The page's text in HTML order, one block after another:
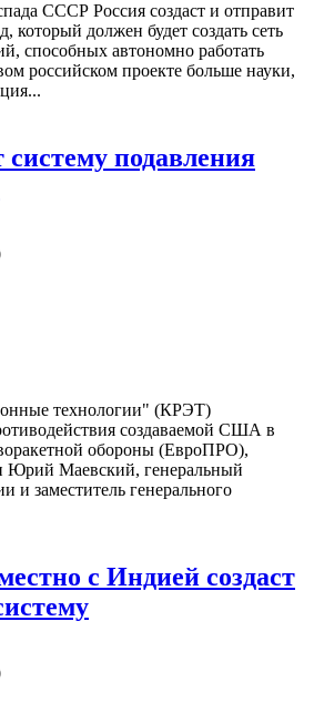
СССР Россия создаст и отправит
который должен будет создать сеть
способных автономно работать
российском проекте больше науки,
систему подавления
технологии" (КРЭТ)
создаваемой США в
обороны (ЕвроПРО),
Маевский, генеральный
и заместитель генерального
с Индией создаст